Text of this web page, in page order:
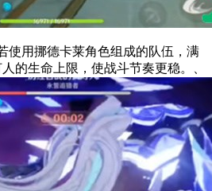
使用挪德卡莱角色组成的队伍，满
的生命上限，使战斗节奏更稳。、